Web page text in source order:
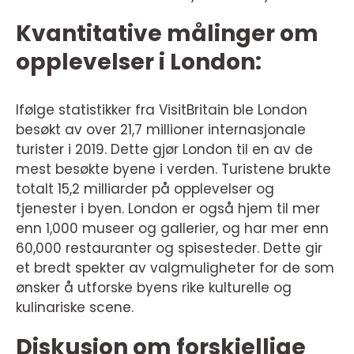
Kvantitative målinger om
opplevelser i London:
Ifølge statistikker fra VisitBritain ble London
besøkt av over 21,7 millioner internasjonale
turister i 2019. Dette gjør London til en av de
mest besøkte byene i verden. Turistene brukte
totalt 15,2 milliarder på opplevelser og
tjenester i byen. London er også hjem til mer
enn 1,000 museer og gallerier, og har mer enn
60,000 restauranter og spisesteder. Dette gir
et bredt spekter av valgmuligheter for de som
ønsker å utforske byens rike kulturelle og
kulinariske scene.
Diskusjon om forskjellige